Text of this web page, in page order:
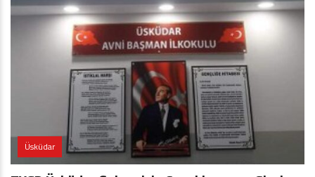
Üsküdar